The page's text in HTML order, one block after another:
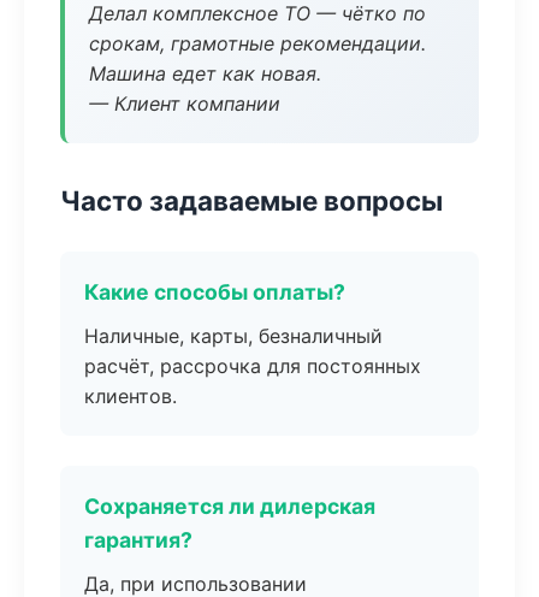
Делал комплексное ТО — чётко по
срокам, грамотные рекомендации.
Машина едет как новая.
— Клиент компании
Часто задаваемые вопросы
Какие способы оплаты?
Наличные, карты, безналичный
расчёт, рассрочка для постоянных
клиентов.
Сохраняется ли дилерская
гарантия?
Да, при использовании